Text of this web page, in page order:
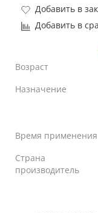
Добавить в
Добавить в
Возраст
Назначение
Время применения
Страна
производитель